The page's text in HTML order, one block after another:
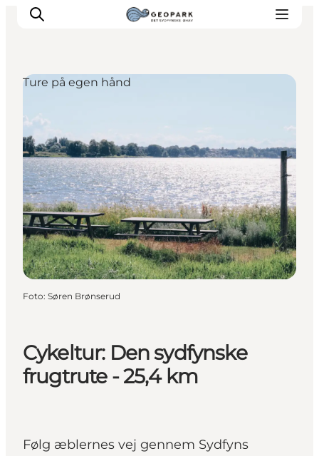
Cykeltur: Den sydfynske
frugtrute - 25,4 km
Følg æblernes vej gennem Sydfyns
Ture på egen hånd
Foto: Søren Brønserud